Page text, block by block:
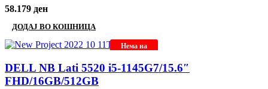
58.179 ден
ДОДАЈ ВО КОШНИЦА
Нема на
DELL NB Lati 5520 i5-1145G7/15.6″
FHD/16GB/512GB